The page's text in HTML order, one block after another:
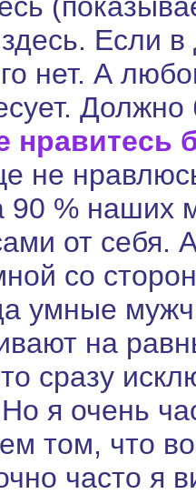
Если
нет. А
Должно
нравитесь
не
90 %
от себя.
со
умные
на
сразу
я очень
том, что
часто я